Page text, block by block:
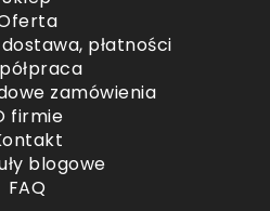
płatności
zamówienia
firmie
blogowe
FAQ